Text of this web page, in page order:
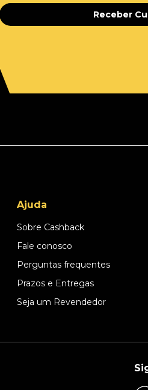
Receber
Ajuda
Sobre Cashback
Fale conosco
Perguntas frequentes
Prazos e Entregas
Seja um Revendedor